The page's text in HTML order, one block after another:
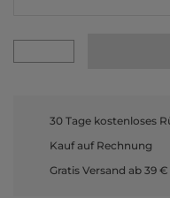
30 Tage kostenloses
Kauf auf Rechnung
Gratis Versand ab 39